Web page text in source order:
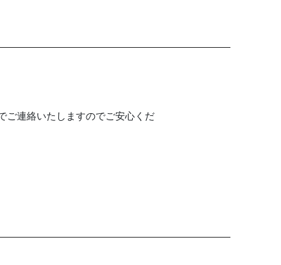
ご連絡いたしますのでご安心くだ